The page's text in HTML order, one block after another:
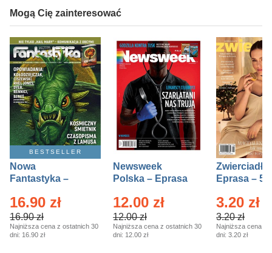
Mogą Cię zainteresować
BESTSELLER
Nowa
Fantastyka –
16.90 zł
16.90 zł
Najniższa cena z ostatnich 30
dni: 16.90 zł
Newsweek
Polska – Eprasa
12.00 zł
12.00 zł
Najniższa cena z ostatnich 30
dni: 12.00 zł
Zwierciadło
Eprasa – 5/
3.20 zł
3.20 zł
Najniższa cena z
dni: 3.20 zł